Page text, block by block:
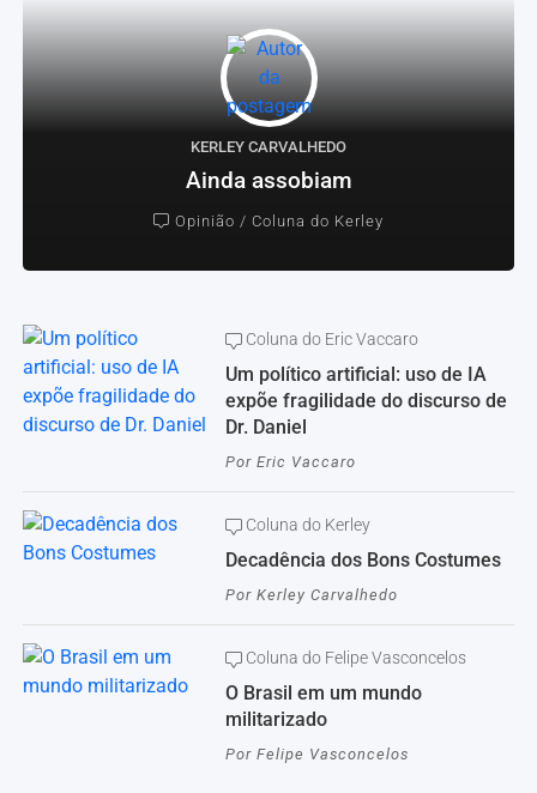
KERLEY CARVALHEDO
Ainda assobiam
Opinião / Coluna do Kerley
Coluna do Eric Vaccaro
Um político artificial: uso de IA
expõe fragilidade do discurso de
Dr. Daniel
PorEric Vaccaro
Coluna do Kerley
Decadência dos Bons Costumes
PorKerley Carvalhedo
Coluna do Felipe Vasconcelos
O Brasil em um mundo
militarizado
PorFelipe Vasconcelos